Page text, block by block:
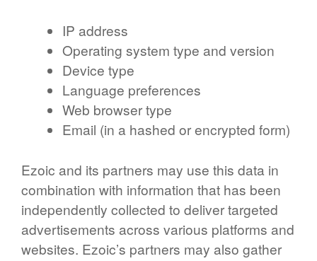
IP address
Operating system type and version
Device type
Language preferences
Web browser type
Email (in a hashed or encrypted form)
Ezoic and its partners may use this data in
combination with information that has been
independently collected to deliver targeted
advertisements across various platforms and
websites. Ezoic’s partners may also gather